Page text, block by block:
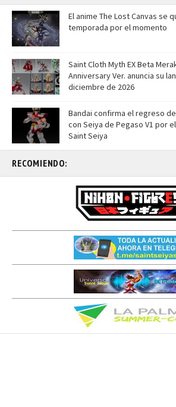
El anime The Lost Canvas se
temporada por el momento
Saint Cloth Myth EX Beta
Anniversary Ver. anuncia su
diciembre de 2026
Bandai confirma el regreso
con Seiya de Pegaso V1 por
Saint Seiya
RECOMIENDO: